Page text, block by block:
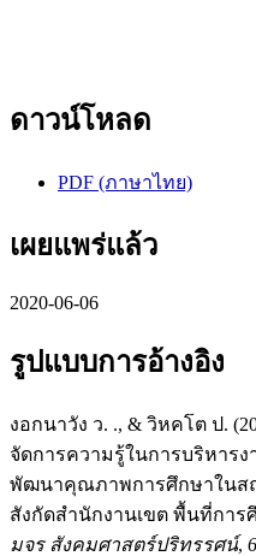
ดาวน์โหลด
PDF (ภาษาไทย)
เผยแพร่แล้ว
2020-06-06
รูปแบบการอ้างอิง
งอกนาวัง ว. ., & วิหคโต ป.
จัดการความรู้ในการบริหาร
พัฒนาคุณภาพการศึกษาในส
สังกัดสำนักงานเขต พื้นที่การ
มจร สังคมศาสตร์ปริทรรศน์, 6